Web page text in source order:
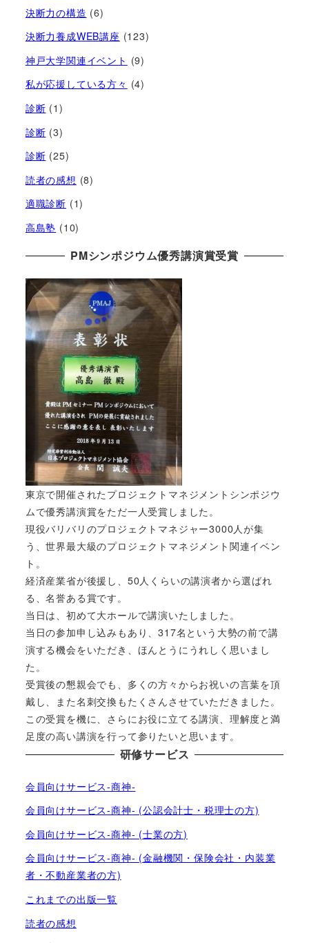
決断力の構造 (6)
決断力養成WEB講座 (123)
神戸大学関連イベント (9)
私が応援している方々 (4)
診断 (1)
診断 (3)
診断 (25)
読者の感想 (8)
適職診断 (1)
高島塾 (10)
PMシンポジウム優秀講演賞受賞
東京で開催されたプロジェクトマネジメントシンポジウ
ムで優秀講演賞をただ一人受賞しました。
現役バリバリのプロジェクトマネジャー3000人が集
う、世界最大級のプロジェクトマネジメント関連イベン
ト。
経済産業省が後援し、50人くらいの講演者から選ばれ
る、名誉ある賞です。
当日は、初めて大ホールで講演いたしました。
当日の参加申し込みもあり、317名という大勢の前で講
演する機会をいただき、ほんとうにうれしく思いまし
た。
受賞後の懇親会でも、多くの方々からお祝いの言葉を頂
戴し、また名刺交換もたくさんさせていただきました。
この受賞を機に、さらにお役に立てる講演、理解度と満
足度の高い講演を行って参りたいと思います。
研修サービス
会員向けサービス-商神-
会員向けサービス-商神- (公認会計士・税理士の方)
会員向けサービス-商神- (士業の方)
会員向けサービス-商神- (金融機関・保険会社・内装業
者・不動産業者の方)
これまでの出版一覧
読者の感想